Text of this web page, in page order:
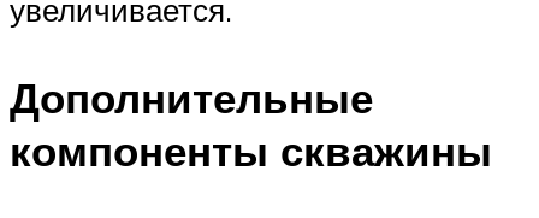
увеличивается.
Дополнительные
компоненты скважины